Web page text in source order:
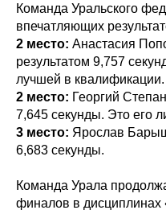
Команда Уральского
впечатляющих
2 место: Анастасия
результатом 9,757
лучшей в квалификации.
2 место: Георгий
7,645 секунды. Это его
3 место: Ярослав
6,683 секунды.
Команда Урала
финалов в дисциплинах